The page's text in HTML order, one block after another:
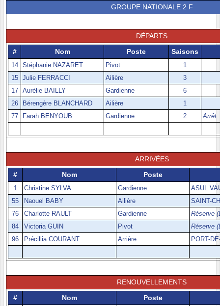
GROUPE NATIONALE 2 F
DÉPARTS
#
Nom Poste Saisons
14 Stéphanie NAZARET Pivot
1
15
Julie FERRACCI Ailière
3
17
Aurélie BAILLY Gardienne
6
26
Bérengère BLANCHARD Ailière
1
77
Farah BENYOUB Gardienne 2 Arrêt
ARRIVÉES
#
Nom Poste
1 Christine SYLVA Gardienne
ASUL
55
Naouel BABY Ailière
SAINT-
76
Charlotte RAULT Gardienne
Réserve
84
Victoria GUIN Pivot
Réserve
96
Précillia COURANT Arrière PORT-
RENOUVELLEMENTS
#
Nom Poste